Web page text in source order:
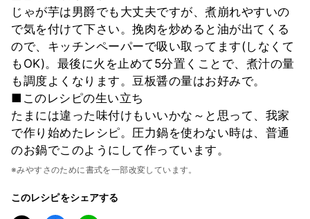
じゃが芋は男爵でも大丈夫ですが、煮崩れやすいの
で気を付けて下さい。挽肉を炒めると油が出てくる
ので、キッチンペーパーで吸い取ってます(しなくて
もOK)。最後に火を止めて5分置くことで、煮汁の量
も調度よくなります。豆板醤の量はお好みで。
■このレシピの生い立ち
たまには違った味付けもいいかな～と思って、我家
で作り始めたレシピ。圧力鍋を使わない時は、普通
のお鍋でこのようにして作っています。
※みやすさのために書式を一部改変しています。
このレシピをシェアする